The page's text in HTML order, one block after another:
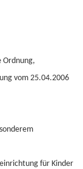
Ordnung,
vom 25.04.2006
für Kinder